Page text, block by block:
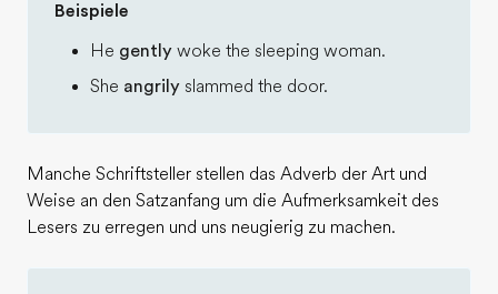
Beispiele
He gently woke the sleeping woman.
She angrily slammed the door.
Manche Schriftsteller stellen das Adverb der Art und
Weise an den Satzanfang um die Aufmerksamkeit des
Lesers zu erregen und uns neugierig zu machen.